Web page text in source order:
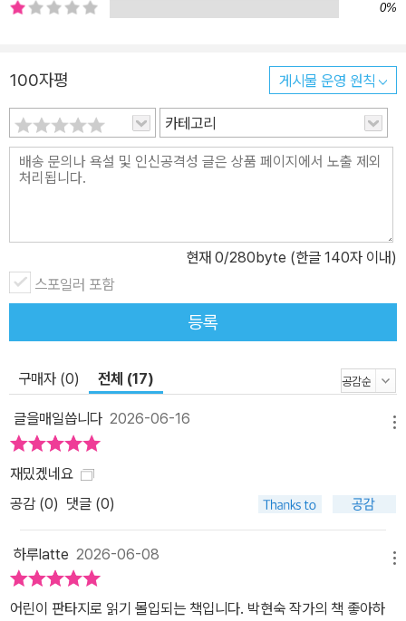
이는 다잇소에서 얻은 ‘소탈’ 덕분에 그동안 소영이 행동의 의도와 상
렇듯 누구나 겪기 마련인 평범하고 보편적인 어린이들의 마음을 ‘박
현숙표’ 판타지 요소를 가미해 어린이 독자들이 책 속에서만큼은 마
음껏 상상하고 울고 웃으며 스스로 해결하는 쾌감을 느끼게 한다. 이
러한 간접 경험은 어린이들로 하여금 현실에서 마주한 갈등과 어려움
속에서도 외면하지 않는 자세를 갖게 하며, 세계를 향한 발걸음을 단
을 이어 주는』 속 어린이들이 씩씩하게 모험을 펼쳐 나갈수록 이 책을
읽는 어린이 독자들 역시 빛나는 성장을 마주하게 될 것이다. * 교과
연계 1-1 <사람들> 4. 고민을 들어 봐요 1-1 <학교> 5. 이렇게 말해
<국어-나> 5. 인물에게 마음을 전해요
0%
100자평 게시물 운영 원칙
카테고리
현재 0/280byte (한글 140자 이내)
스포일러 포함
등록
구매자 (0) 전체 (17)
글을매일씁니다 2026-06-16
재밌겠네요
공감 (0) 댓글 (0)
하루latte 2026-06-08
어린이 판타지로 읽기 몰입되는 책입니다. 박현숙 작가의 책 좋아하